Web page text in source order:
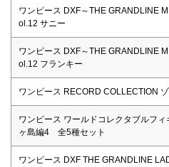
ワンピース DXF～THE GRANDLINE
ol.12 サニー
ワンピース DXF～THE GRANDLINE
ol.12 フランキー
ワンピース RECORD COLLECTION
ワンピース ワールドコレクタブルフ
ヶ島編4 全5種セット
ワンピース DXF THE GRANDLINE